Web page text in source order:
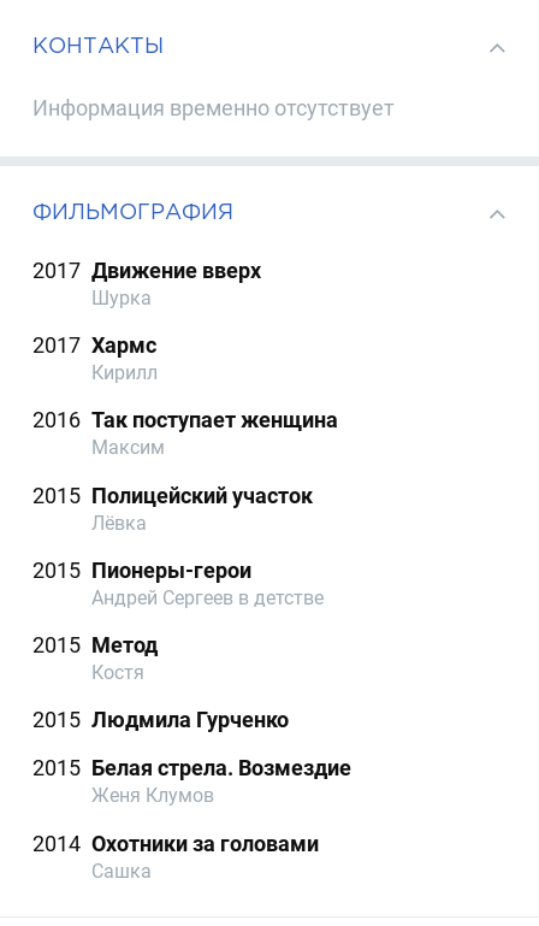
КОНТАКТЫ
Информация временно отсутствует
ФИЛЬМОГРАФИЯ
2017 Движение вверх
Шурка
2017 Хармс
Кирилл
2016 Так поступает женщина
Максим
2015 Полицейский участок
Лёвка
2015 Пионеры-герои
Андрей Сергеев в детстве
2015 Метод
Костя
2015 Людмила Гурченко
2015 Белая стрела. Возмездие
Женя Клумов
2014 Охотники за головами
Сашка